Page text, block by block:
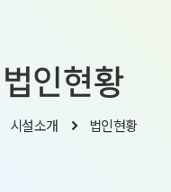
법인현황
시설소개 법인현황